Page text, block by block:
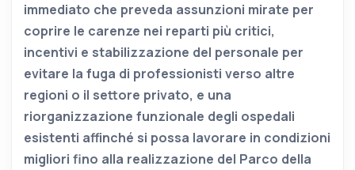
immediato che preveda assunzioni mirate per
coprire le carenze nei reparti più critici,
incentivi e stabilizzazione del personale per
evitare la fuga di professionisti verso altre
regioni o il settore privato, e una
riorganizzazione funzionale degli ospedali
esistenti affinché si possa lavorare in condizioni
migliori fino alla realizzazione del Parco della